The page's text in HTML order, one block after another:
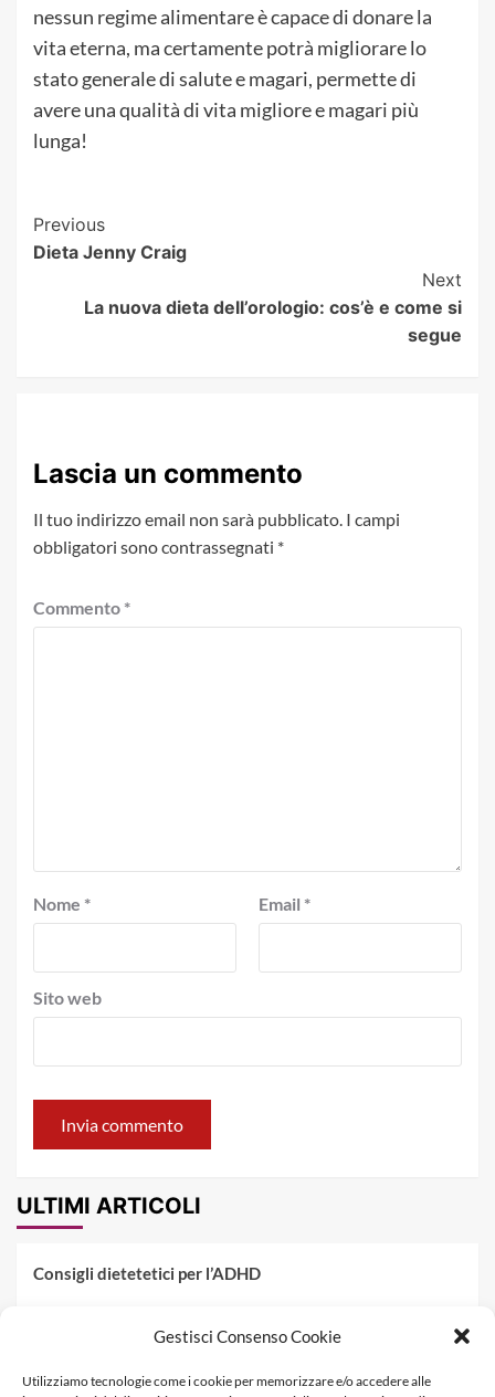
Gestisci Consenso Cookie
Utilizziamo tecnologie come i cookie per memorizzare e/o accedere alle
nessun regime alimentare è capace di donare la
vita eterna, ma certamente potrà migliorare lo
stato generale di salute e magari, permette di
avere una qualità di vita migliore e magari più
lunga!
Post
Navigation
Previous
Dieta Jenny Craig
Next
La nuova dieta dell’orologio: cos’è e come si
segue
Lascia un commento
Il tuo indirizzo email non sarà pubblicato. I campi
obbligatori sono contrassegnati *
Commento *
Nome * Email *
Sito web
ULTIMI ARTICOLI
Consigli dietetetici per l’ADHD
Fenilchetonuria